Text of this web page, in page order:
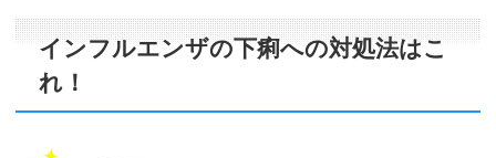
インフルエンザの下痢への対処法はこ
れ！